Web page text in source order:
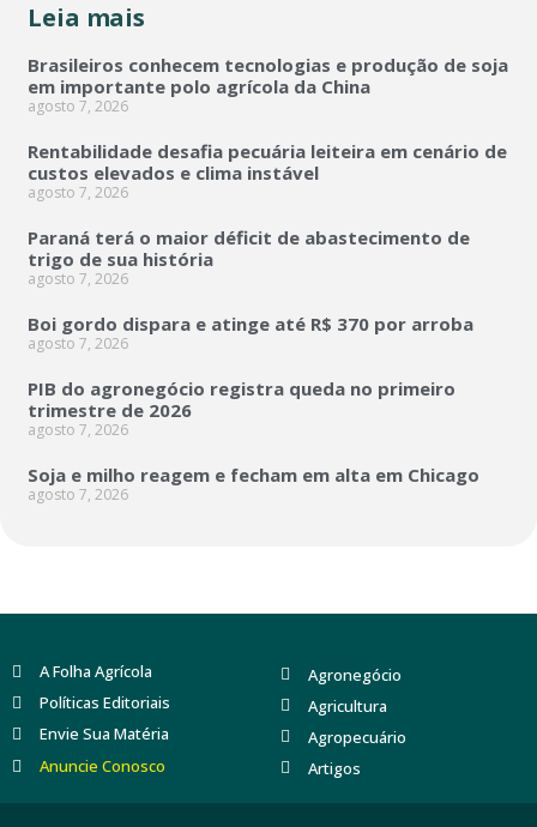
Leia mais
Brasileiros conhecem tecnologias e produção de soja
em importante polo agrícola da China
agosto 7, 2026
Rentabilidade desafia pecuária leiteira em cenário de
custos elevados e clima instável
agosto 7, 2026
Paraná terá o maior déficit de abastecimento de
trigo de sua história
agosto 7, 2026
Boi gordo dispara e atinge até R$ 370 por arroba
agosto 7, 2026
PIB do agronegócio registra queda no primeiro
trimestre de 2026
agosto 7, 2026
Soja e milho reagem e fecham em alta em Chicago
agosto 7, 2026
A Folha Agrícola
Políticas Editoriais
Envie Sua Matéria
Anuncie Conosco
Agronegócio
Agricultura
Agropecuário
Artigos